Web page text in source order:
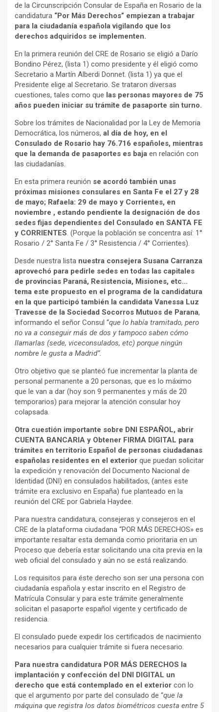
de la Circunscripción Consular de España en Rosario de la
candidatura “Por Más Derechos” empiezan a trabajar
para la ciudadanía española vigilando que los
derechos adquiridos se implementen.
En la primera reunión del CRE de Rosario se eligió a Darío
Bondino Pérez, (lista 1) como presidente y él eligió como
Secretario a Martín Alberdi Donnet. (lista 1) ya que el
Presidente elige al Secretario. Se trataron diversas
cuestiones, tales como que las personas mayores de 75
años pueden iniciar su trámite de pasaporte sin turno.
Sobre los trámites de Nacionalidad por la Ley de Memoria
Democrática, los números, al día de hoy, en el
Consulado de Rosario hay 76.716 españoles, mientras
que la demanda de pasaportes es baja en relación con
las ciudadanías.
En esta primera reunión se acordó también unas
próximas misiones consulares en Santa Fe el 27 y 28
de mayo; Rafaela: 29 de mayo y Corrientes, en
noviembre , estando pendiente la designación de dos
sedes fijas dependientes del Consulado en SANTA FE
y CORRIENTES. (Porque la población se concentra así: 1°
Rosario / 2° Santa Fe / 3° Resistencia / 4° Corrientes).
Desde nuestra lista nuestra consejera Susana Carranza
aprovechó para pedirle sedes en todas las capitales
de provincias Paraná, Resistencia, Misiones, etc…
tema este propuesto en el programa de la candidatura
en la que participó también la candidata Vanessa Luz
Travesse de la Sociedad Socorros Mutuos de Parana,
informando el señor Consul “que lo había tramitado, pero
no va a conseguir más de dos y tampoco saben cómo
llamarlas (sede, viceconsulados, etc) porque ningún
nombre le gusta a Madrid”.
Otro objetivo que se planteó fue incrementar la planta de
personal permanente a 20 personas, que es lo máximo
que le van a dar (hoy son 9 permanentes y más de 20
temporarios) para mejorar la atención consular hoy
colapsada.
Otra cuestión importante sobre DNI ESPAÑOL, abrir
CUENTA BANCARIA y Obtener FIRMA DIGITAL para
trámites en territorio Español de personas ciudadanas
españolas residentes en el exterior que puedan solicitar
la expedición y renovación del Documento Nacional de
Identidad (DNI) en consulados habilitados, (antes este
trámite era exclusivo en España) fue planteado en la
reunión del CRE por Gabriela Haydee.
Para nuestra candidatura, consejeras y consejeros en el
CRE de la plataforma ciudadana “POR MÁS DERECHOS» es
importante resaltar esta demanda como prioritaria en un
Proceso que debería estar solicitando una cita previa en la
web oficial del consulado y aún no se está realizando.
Los requisitos para éste derecho son ser una persona con
ciudadanía española y estar inscrito en el Registro de
Matrícula Consular y para este trámite generalmente
solicitan el pasaporte español vigente y certificado de
residencia.
El consulado puede expedir los certificados de nacimiento
necesarios para cualquier trámite si fuera necesario.
Para nuestra candidatura POR MÁS DERECHOS la
implantación y confección del DNI DIGITAL un
derecho que está contemplado en el exterior con lo
que el argumento por parte del consulado de “que la
máquina que registra los datos biométricos cuesta entre 5